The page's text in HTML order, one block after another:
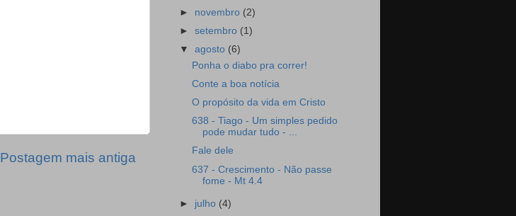
Postagem mais antiga
► novembro (2)
►setembro (1)
▼agosto (6)
Ponha o diabo pra correr!
Conte a boa notícia
O propósito da vida em Cristo
638 - Tiago - Um simples pedido
pode mudar tudo - ...
Fale dele
637 - Crescimento - Não passe
fome - Mt 4.4
► julho (4)